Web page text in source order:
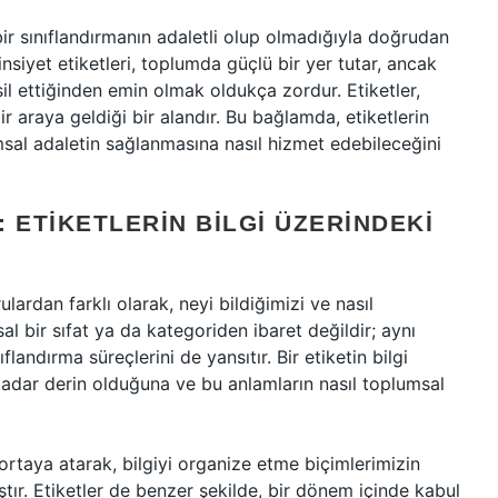
adaletli olup olmadığıyla doğrudan
etiketleri, toplumda güçlü bir yer tutar, ancak
ettiğinden emin olmak oldukça zordur. Etiketler,
araya geldiği bir alandır. Bu bağlamda, etiketlerin
adaletin sağlanmasına nasıl hizmet edebileceğini
ETIKETLERIN BILGI ÜZERINDEKI
farklı olarak, neyi bildiğimizi ve nasıl
bir sıfat ya da kategoriden ibaret değildir; aynı
süreçlerini de yansıtır. Bir etiketin bilgi
derin olduğuna ve bu anlamların nasıl toplumsal
ortaya atarak, bilgiyi organize etme biçimlerimizin
Etiketler de benzer şekilde, bir dönem içinde kabul